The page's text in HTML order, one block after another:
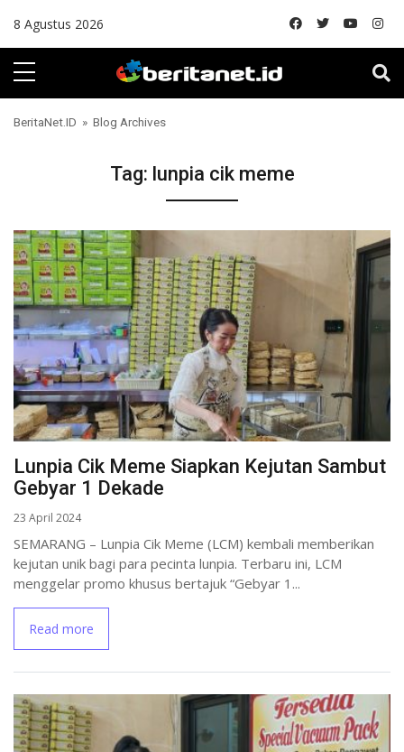
8 Agustus 2026
BeritaNet.ID » Blog Archives
Tag: lunpia cik meme
Lunpia Cik Meme Siapkan Kejutan Sambut
Gebyar 1 Dekade
23 April 2024
SEMARANG – Lunpia Cik Meme (LCM) kembali memberikan
kejutan unik bagi para pecinta lunpia. Terbaru ini, LCM
menggelar promo khusus bertajuk “Gebyar 1...
Read more